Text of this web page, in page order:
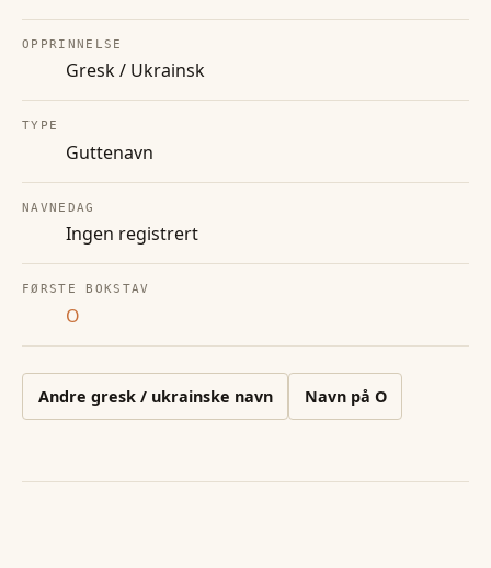
OPPRINNELSE
Gresk / Ukrainsk
TYPE
Guttenavn
NAVNEDAG
Ingen registrert
FØRSTE BOKSTAV
O
Andre gresk / ukrainske navn Navn på O